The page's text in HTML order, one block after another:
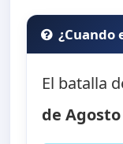
¿Cuando
El batalla
de Agosto